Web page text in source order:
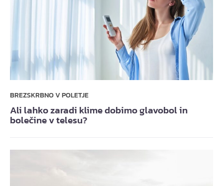
BREZSKRBNO V POLETJE
Ali lahko zaradi klime dobimo glavobol in
bolečine v telesu?